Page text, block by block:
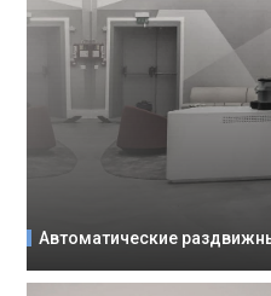
Автоматические